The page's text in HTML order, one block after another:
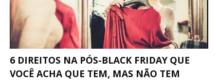
6 DIREITOS NA PÓS-BLACK FRIDAY QUE
VOCÊ ACHA QUE TEM, MAS NÃO TEM